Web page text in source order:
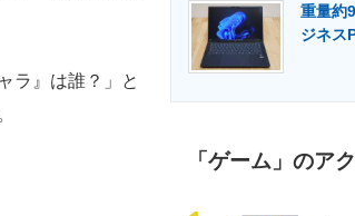
ラ』は誰？」と
重量約
ジネス
「ゲーム」のア